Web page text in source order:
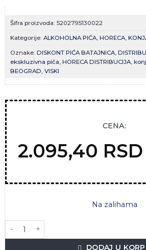
Šifra proizvoda: 5202795130022
Kategorije: ALKOHOLNA PIĆA, HORECA,
Oznake: DISKONT PIĆA BATAJNICA,
ekskluzivna pića, HORECA DISTRIBUCIJA,
BEOGRAD, VISKI
CENA:
2.095,40 RSD
Na zalihama
METAXA 7 STARS 0,7L količina
DODAJ U